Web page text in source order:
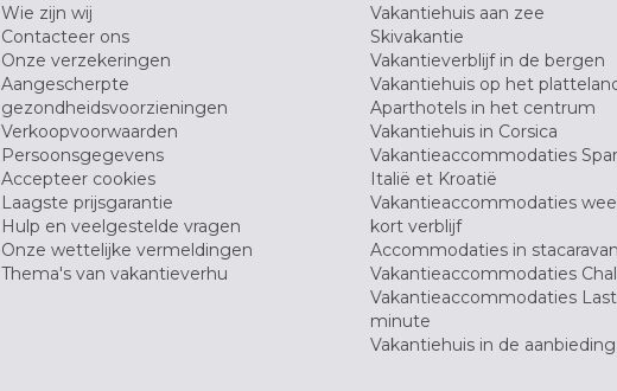
Wie zijn wij
Contacteer ons
Onze verzekeringen
Aangescherpte
gezondheidsvoorzieningen
Verkoopvoorwaarden
Persoonsgegevens
Accepteer cookies
Laagste prijsgarantie
Hulp en veelgestelde vragen
Onze wettelijke vermeldingen
Thema's van vakantieverhu
Vakantiehuis aan zee
Skivakantie
Vakantieverblijf in de bergen
Vakantiehuis op het
Aparthotels in het centrum
Vakantiehuis in Corsica
Vakantieaccommodaties
Italië et Kroatië
Vakantieaccommodaties
kort verblijf
Accommodaties in
Vakantieaccommodaties
Vakantieaccommodaties Last
minute
Vakantiehuis in de aanbieding